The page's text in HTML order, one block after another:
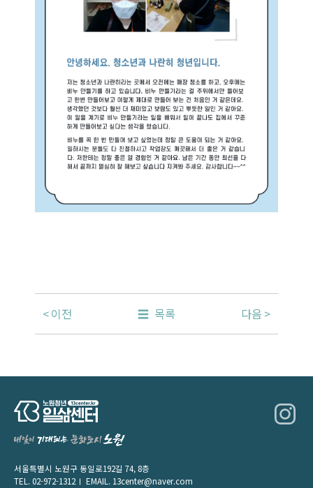
이전 목록 다음
서울특별시 노원구 동일로192길 74, 8층
TEL.02-972-1312 EMAIL. 13center@naver.com